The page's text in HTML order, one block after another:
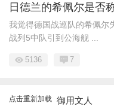
日德兰的希佩尔是否
我觉得德国战巡队的希佩尔
战列5中队引到公海舰 ...
5136 7
点击重新加载 御用文人